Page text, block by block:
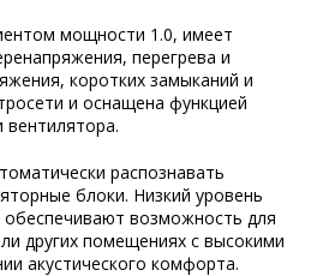
мощности 1.0, имеет
перегрева и
коротких замыканий и
и оснащена функцией
распознавать
блоки. Низкий уровень
возможность для
других помещениях с высокими
акустического комфорта.